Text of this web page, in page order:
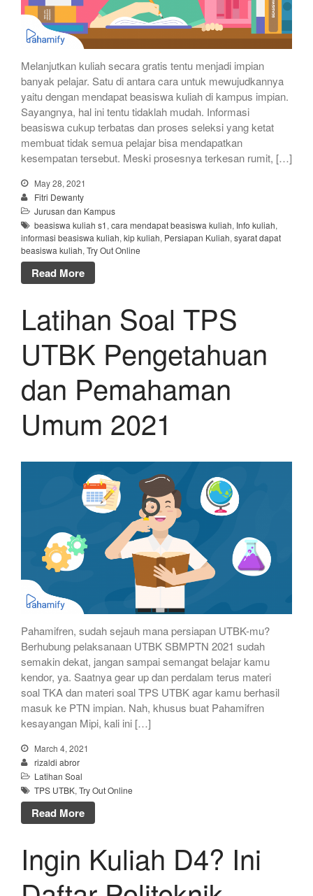
Melanjutkan kuliah secara gratis tentu menjadi impian
banyak pelajar. Satu di antara cara untuk mewujudkannya
yaitu dengan mendapat beasiswa kuliah di kampus impian.
Sayangnya, hal ini tentu tidaklah mudah. Informasi
beasiswa cukup terbatas dan proses seleksi yang ketat
membuat tidak semua pelajar bisa mendapatkan
kesempatan tersebut. Meski prosesnya terkesan rumit, […]
May 28, 2021
Fitri Dewanty
Jurusan dan Kampus
beasiswa kuliah s1, cara mendapat beasiswa kuliah, Info kuliah,
informasi beasiswa kuliah, kip kuliah, Persiapan Kuliah, syarat dapat
beasiswa kuliah, Try Out Online
Read More
Latihan Soal TPS
UTBK Pengetahuan
dan Pemahaman
Umum 2021
Pahamifren, sudah sejauh mana persiapan UTBK-mu?
Berhubung pelaksanaan UTBK SBMPTN 2021 sudah
semakin dekat, jangan sampai semangat belajar kamu
kendor, ya. Saatnya gear up dan perdalam terus materi
soal TKA dan materi soal TPS UTBK agar kamu berhasil
masuk ke PTN impian. Nah, khusus buat Pahamifren
kesayangan Mipi, kali ini […]
March 4, 2021
rizaldi abror
Latihan Soal
TPS UTBK, Try Out Online
Read More
Ingin Kuliah D4? Ini